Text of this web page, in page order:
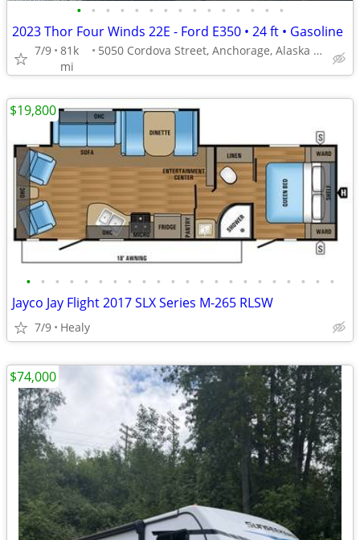
• • • • • • • • • • • • • • •
2023 Thor Four Winds 22E - Ford E350 • 24 ft • Gasoline
7/9 81k
mi
5050 Cordova Street, Anchorage, Alaska 99503, USA
• • • • • • • • • • • • • • • • • • • • • •
Jayco Jay Flight 2017 SLX Series M-265 RLSW
7/9 Healy
$19,800
$74,000